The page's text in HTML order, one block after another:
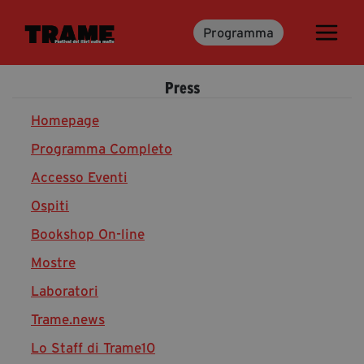
Programma
Trame.15
Libri
Media & Press
News & Kit
Accrediti Stampa
Cartella Stampa
Rassegna Stampa
Partecipa
Press
Homepage
Programma Completo
Accesso Eventi
Ospiti
Bookshop On-line
Mostre
Laboratori
Trame.news
Lo Staff di Trame10